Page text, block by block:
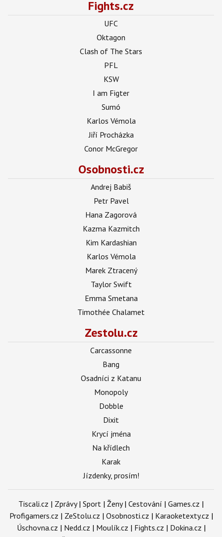
Fights.cz
UFC
Oktagon
Clash of The Stars
PFL
KSW
I am Figter
Sumó
Karlos Vémola
Jiří Procházka
Conor McGregor
Osobnosti.cz
Andrej Babiš
Petr Pavel
Hana Zagorová
Kazma Kazmitch
Kim Kardashian
Karlos Vémola
Marek Ztracený
Taylor Swift
Emma Smetana
Timothée Chalamet
Zestolu.cz
Carcassonne
Bang
Osadníci z Katanu
Monopoly
Dobble
Dixit
Krycí jména
Na křídlech
Karak
Jízdenky, prosím!
Tiscali.cz | Zprávy| Sport | Ženy| Cestování | Games.cz |
Profigamers.cz | ZeStolu.cz | Osobnosti.cz | Karaoketexty.cz |
Úschovna.cz | Nedd.cz | Moulík.cz | Fights.cz | Dokina.cz |